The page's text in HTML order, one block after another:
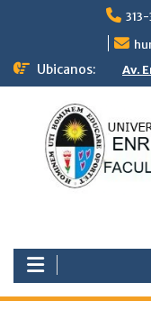
Ubicanos: Av.